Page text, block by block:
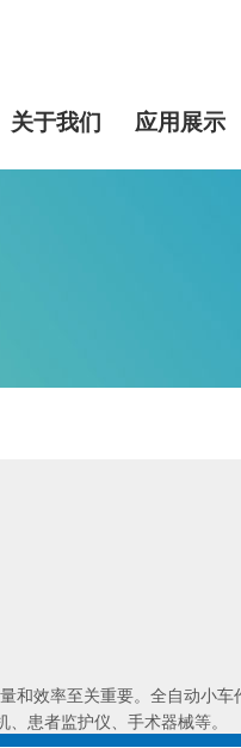
关于我们 应用展示
效率至关重要。 全自动小车
患者监护仪、手术器械等。